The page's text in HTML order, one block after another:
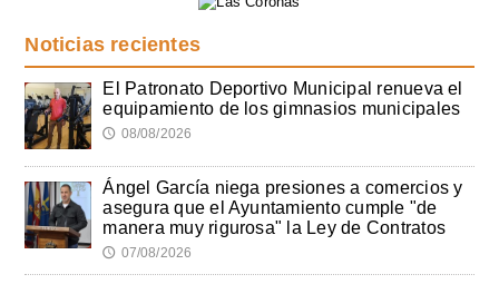
Noticias recientes
El Patronato Deportivo Municipal renueva el
equipamiento de los gimnasios municipales
🕔 08/08/2026
Ángel García niega presiones a comercios y
asegura que el Ayuntamiento cumple "de
manera muy rigurosa" la Ley de Contratos
🕔 07/08/2026